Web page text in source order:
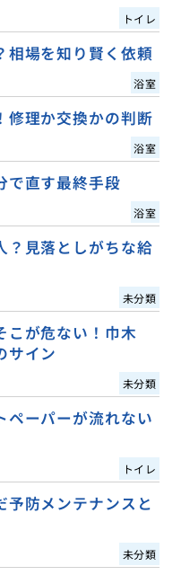
トイレ
相場を知り賢く依頼
浴室
修理か交換かの判断
浴室
で直す最終手段
浴室
？見落としがちな給
未分類
こが危ない！巾木
サイン
未分類
ペーパーが流れない
トイレ
予防メンテナンスと
未分類